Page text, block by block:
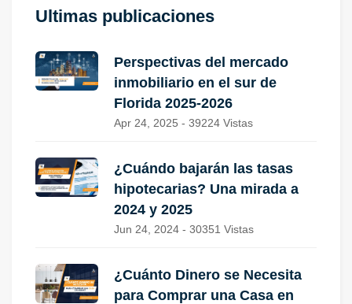
Ultimas publicaciones
Perspectivas del mercado
inmobiliario en el sur de
Florida 2025-2026
Apr 24, 2025 - 39224 Vistas
¿Cuándo bajarán las tasas
hipotecarias? Una mirada a
2024 y 2025
Jun 24, 2024 - 30351 Vistas
¿Cuánto Dinero se Necesita
para Comprar una Casa en